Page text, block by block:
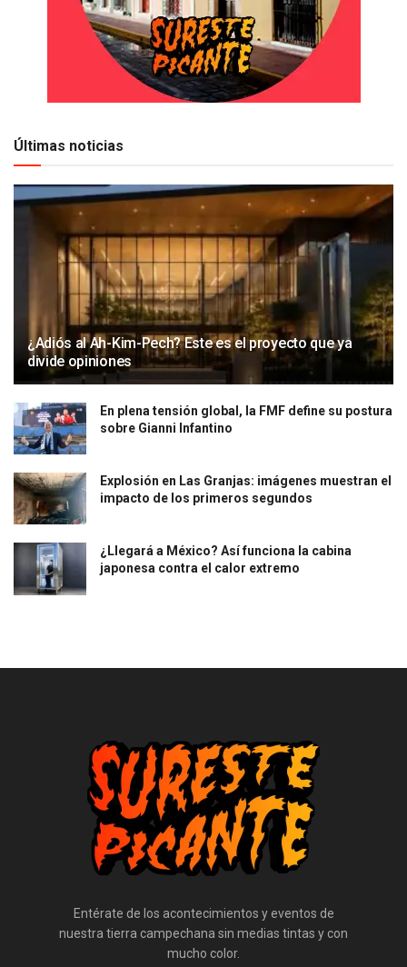
Últimas noticias
¿Adiós al Ah-Kim-Pech? Este es el proyecto que ya
divide opiniones
En plena tensión global, la FMF define su postura
sobre Gianni Infantino
Explosión en Las Granjas: imágenes muestran el
impacto de los primeros segundos
¿Llegará a México? Así funciona la cabina
japonesa contra el calor extremo
Entérate de los acontecimientos y eventos de
nuestra tierra campechana sin medias tintas y con
mucho color.